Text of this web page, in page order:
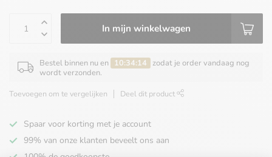
In mijn winkelwagen
Bestel binnen nu en 10:34:14
zodat je order vandaag nog
wordt verzonden.
Toevoegen om te vergelijken Deel dit product
Spaar voor korting met je account
99% van onze klanten beveelt ons aan